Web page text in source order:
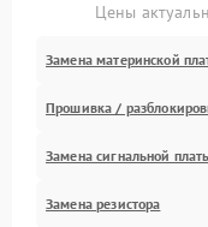
Цены
Замена материнской
Прошивка /
Замена сигнальной
Замена резистора